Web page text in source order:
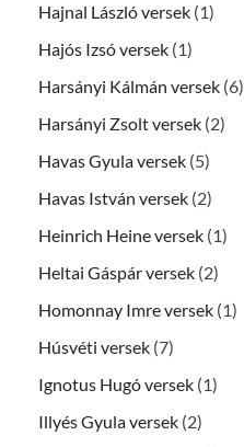
Hajnal László versek (1)
Hajós Izsó versek (1)
Harsányi Kálmán versek (6)
Harsányi Zsolt versek (2)
Havas Gyula versek (5)
Havas István versek (2)
Heinrich Heine versek (1)
Heltai Gáspár versek (2)
Homonnay Imre versek (1)
Húsvéti versek (7)
Ignotus Hugó versek (1)
Illyés Gyula versek (2)